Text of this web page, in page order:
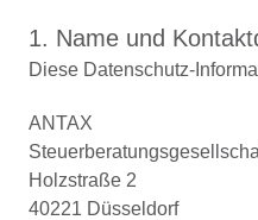
1. Name und
Diese Datenschutz-
ANTAX
Holzstraße 2
40221 Düsseldorf